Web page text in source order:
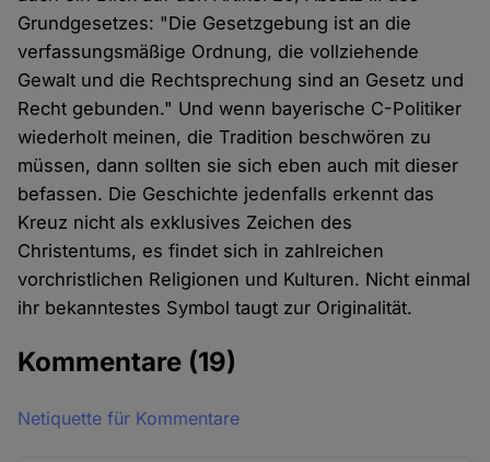
Grundgesetzes: "Die Gesetzgebung ist an die
verfassungsmäßige Ordnung, die vollziehende
Gewalt und die Rechtsprechung sind an Gesetz und
Recht gebunden." Und wenn bayerische C-Politiker
wiederholt meinen, die Tradition beschwören zu
müssen, dann sollten sie sich eben auch mit dieser
befassen. Die Geschichte jedenfalls erkennt das
Kreuz nicht als exklusives Zeichen des
Christentums, es findet sich in zahlreichen
vorchristlichen Religionen und Kulturen. Nicht einmal
ihr bekanntestes Symbol taugt zur Originalität.
Kommentare (19)
Netiquette für Kommentare